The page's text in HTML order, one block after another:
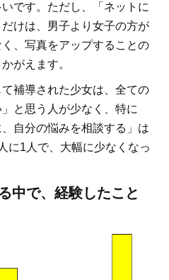
です。ただし、「ネットに
けは、男子より女子の方が
く、写真をアップすることの
がえます。
補導された少女は、全ての
と思う人が少なく、特に
自分の悩みを相談する」は
に1人で、大幅に少なくなっ
中で、経験したこと